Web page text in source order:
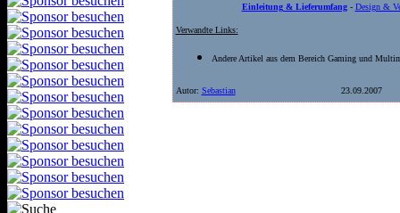
Einleitung & Lieferumfang- Design &
Verwandte Links:
Andere Artikel aus dem Bereich Gaming und
Autor: Sebastian 23.09.2007